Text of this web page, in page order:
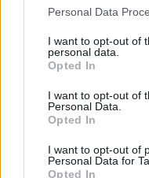
Personal Data
I want to opt-out of
personal data.
Opted In
I want to opt-out of
Personal Data.
Opted In
I want to opt-out of
Personal Data for
Opted In
Esim for Global
for Turkey|Esim for